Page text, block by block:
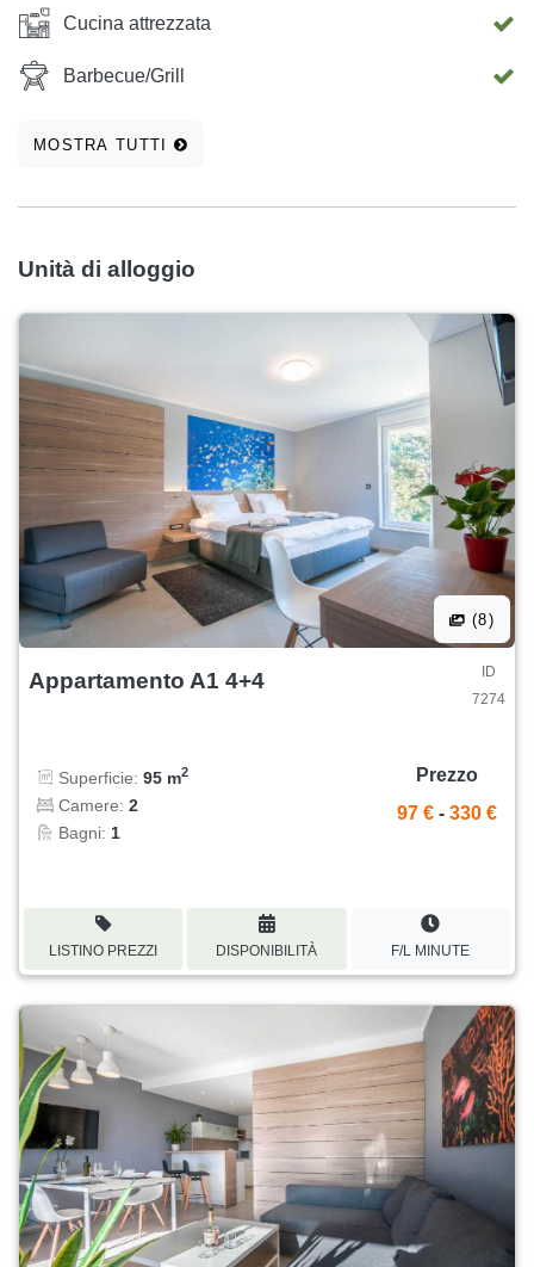
Cucina attrezzata
Barbecue/Grill
MOSTRA TUTTI
Unità di alloggio
(8)
Appartamento A1 4+4
ID
7274
Superficie: 95 m2
Camere: 2
Bagni: 1
Prezzo
97 € - 330 €
LISTINO PREZZI DISPONIBILITÀ F/L MINUTE